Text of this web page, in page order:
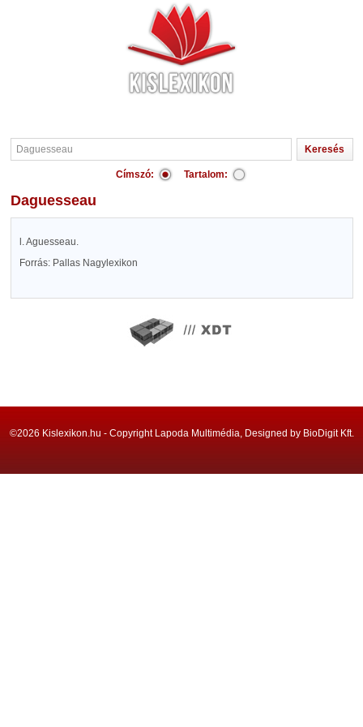
Címszó: Tartalom:
Daguesseau
l. Aguesseau.
Forrás: Pallas Nagylexikon
©2026 Kislexikon.hu - Copyright Lapoda Multimédia, Designed by BioDigit Kft.